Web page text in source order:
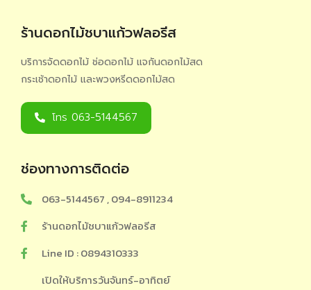
ร้านดอกไม้ชบาแก้วฟลอรีส
บริการจัดดอกไม้ ช่อดอกไม้ แจกันดอกไม้สด
กระเช้าดอกไม้ และพวงหรีดดอกไม้สด
โทร 063-5144567
ช่องทางการติดต่อ
063-5144567 , 094-8911234
ร้านดอกไม้ชบาแก้วฟลอรีส
Line ID : 0894310333
เปิดให้บริการวันจันทร์-อาทิตย์